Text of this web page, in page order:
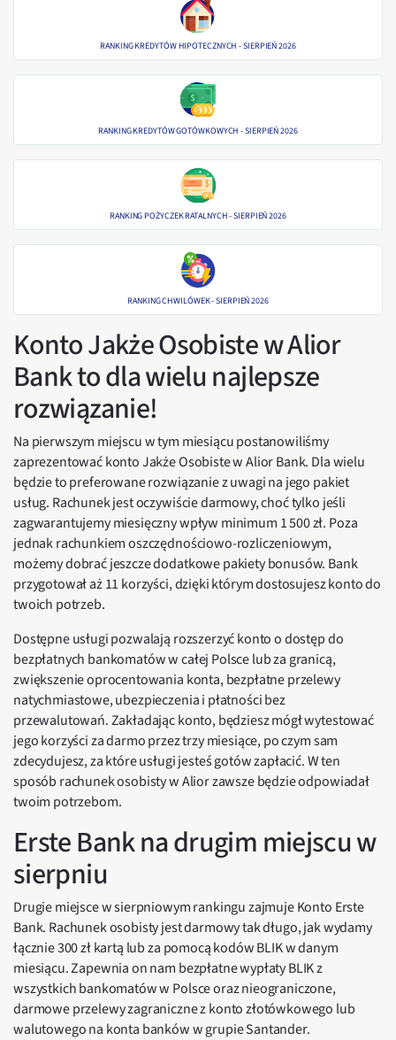
RANKING KREDYTÓW HIPOTECZNYCH - SIERPIEŃ 2026
RANKING KREDYTÓW GOTÓWKOWYCH - SIERPIEŃ 2026
RANKING POŻYCZEK RATALNYCH - SIERPIEŃ 2026
RANKING CHWILÓWEK - SIERPIEŃ 2026
Konto Jakże Osobiste w Alior
Bank to dla wielu najlepsze
rozwiązanie!
Na pierwszym miejscu w tym miesiącu postanowiliśmy
zaprezentować konto Jakże Osobiste w Alior Bank. Dla wielu
będzie to preferowane rozwiązanie z uwagi na jego pakiet
usług. Rachunek jest oczywiście darmowy, choć tylko jeśli
zagwarantujemy miesięczny wpływ minimum 1 500 zł. Poza
jednak rachunkiem oszczędnościowo-rozliczeniowym,
możemy dobrać jeszcze dodatkowe pakiety bonusów. Bank
przygotował aż 11 korzyści, dzięki którym dostosujesz konto do
twoich potrzeb.
Dostępne usługi pozwalają rozszerzyć konto o dostęp do
bezpłatnych bankomatów w całej Polsce lub za granicą,
zwiększenie oprocentowania konta, bezpłatne przelewy
natychmiastowe, ubezpieczenia i płatności bez
przewalutowań. Zakładając konto, będziesz mógł wytestować
jego korzyści za darmo przez trzy miesiące, po czym sam
zdecydujesz, za które usługi jesteś gotów zapłacić. W ten
sposób rachunek osobisty w Alior zawsze będzie odpowiadał
twoim potrzebom.
Erste Bank na drugim miejscu w
sierpniu
Drugie miejsce w sierpniowym rankingu zajmuje Konto Erste
Bank. Rachunek osobisty jest darmowy tak długo, jak wydamy
łącznie 300 zł kartą lub za pomocą kodów BLIK w danym
miesiącu. Zapewnia on nam bezpłatne wypłaty BLIK z
wszystkich bankomatów w Polsce oraz nieograniczone,
darmowe przelewy zagraniczne z konto złotówkowego lub
walutowego na konta banków w grupie Santander.